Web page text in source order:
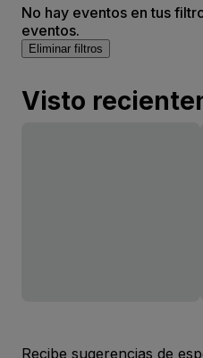
No hay eventos en tus
eventos.
Eliminar filtros
Visto
Recibe sugerencias de